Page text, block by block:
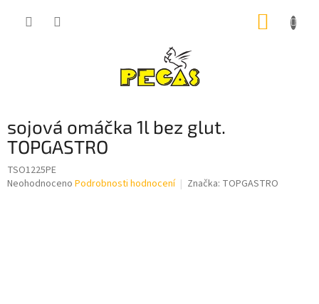
sojová omáčka 1l bez glut.
TOPGASTRO
TSO1225PE
Průměrné
Neohodnoceno Podrobnosti hodnocení Značka: TOPGASTRO